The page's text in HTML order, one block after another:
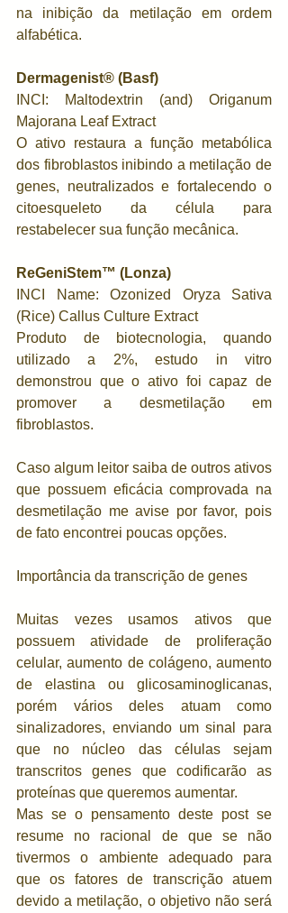
na inibição da metilação em ordem
alfabética.
Dermagenist® (Basf)
INCI: Maltodextrin (and) Origanum
Majorana Leaf Extract
O ativo restaura a função metabólica
dos fibroblastos inibindo a metilação de
genes, neutralizados e fortalecendo o
citoesqueleto da célula para
restabelecer sua função mecânica.
ReGeniStem™ (Lonza)
INCI Name: Ozonized Oryza Sativa
(Rice) Callus Culture Extract
Produto de biotecnologia, quando
utilizado a 2%, estudo in vitro
demonstrou que o ativo foi capaz de
promover a desmetilação em
fibroblastos.
Caso algum leitor saiba de outros ativos
que possuem eficácia comprovada na
desmetilação me avise por favor, pois
de fato encontrei poucas opções.
Importância da transcrição de genes
Muitas vezes usamos ativos que
possuem atividade de proliferação
celular, aumento de colágeno, aumento
de elastina ou glicosaminoglicanas,
porém vários deles atuam como
sinalizadores, enviando um sinal para
que no núcleo das células sejam
transcritos genes que codificarão as
proteínas que queremos aumentar.
Mas se o pensamento deste post se
resume no racional de que se não
tivermos o ambiente adequado para
que os fatores de transcrição atuem
devido a metilação, o objetivo não será